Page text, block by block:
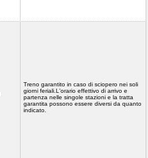
Treno garantito in caso di sciopero nei soli
giorni feriali.L'orario effettivo di arrivo e
partenza nelle singole stazioni e la tratta
garantita possono essere diversi da quanto
indicato.